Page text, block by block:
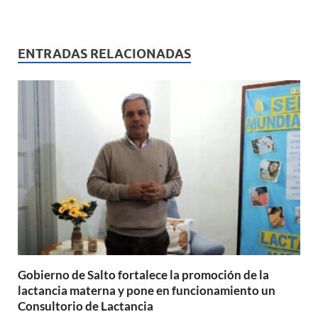
s
A
b
p
ENTRADAS RELACIONADAS
Gobierno de Salto fortalece la promoción de la
lactancia materna y pone en funcionamiento un
Consultorio de Lactancia